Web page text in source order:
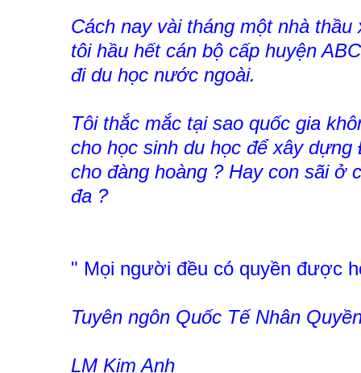
Cách nay vài tháng một nhà
tôi hầu hết cán bộ cấp huyện
đi du học nước ngoài.
Tôi thắc mắc tại sao quốc gia
cho học sinh du học để xây dựng
cho đàng hoàng ? Hay con sãi ở
đa ?
" Mọi người đều có quyền được
Tuyên ngôn Quốc Tế Nhân
LM Kim Anh